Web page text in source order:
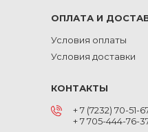
ОПЛАТА И
Условия оплаты
Условия доставки
КОНТАКТЫ
+ 7 (7232) 70-51-
+ 7 705-444-76-